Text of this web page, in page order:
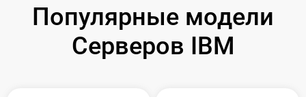
Популярные модели
Серверов IBM